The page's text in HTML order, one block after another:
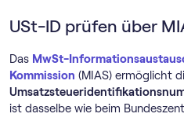
USt-ID prüfen über
Das MwSt-
Kommission (MIAS) ermöglicht
ist dasselbe wie beim